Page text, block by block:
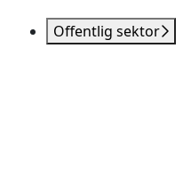
Offentlig sektor